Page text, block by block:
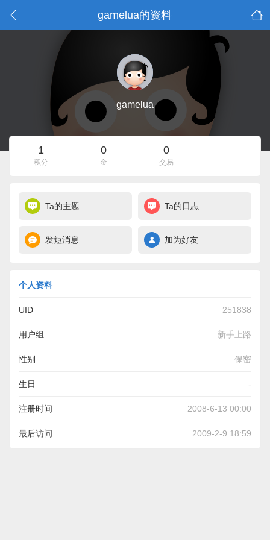
gamelua的资料
gamelua
1
积分
0
金
0
交易
Ta的主题 Ta的日志
发短消息 加为好友
个人资料
UID 251838
用户组 新手上路
性别 保密
生日 -
注册时间 2008-6-13 00:00
最后访问 2009-2-9 18:59